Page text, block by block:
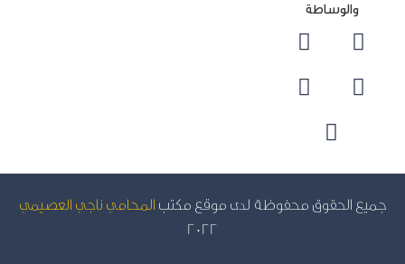
والوساطة
الحقوق محفوظة لدى موقع مكتبالمحامي ناجي العصيمي